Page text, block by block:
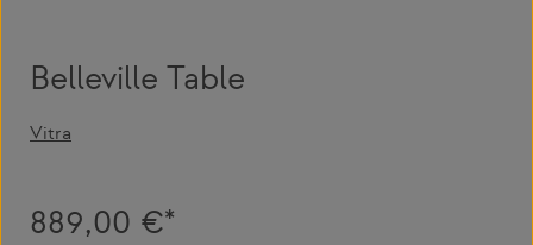
Belleville Table
Vitra
889,00 €*